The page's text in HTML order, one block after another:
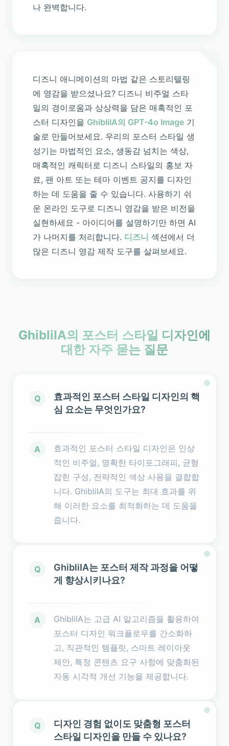
나 완벽합니다.
디즈니 애니메이션의 마법 같은 스토리텔링
에 영감을 받으셨나요? 디즈니 비주얼 스타
일의 경이로움과 상상력을 담은 매혹적인 포
스터 디자인을 GhibliIA의 GPT-4o Image 기
술로 만들어보세요. 우리의 포스터 스타일 생
성기는 마법적인 요소, 생동감 넘치는 색상,
매혹적인 캐릭터로 디즈니 스타일의 홍보 자
료, 팬 아트 또는 테마 이벤트 공지를 디자인
하는 데 도움을 줄 수 있습니다. 사용하기 쉬
운 온라인 도구로 디즈니 영감을 받은 비전을
실현하세요 - 아이디어를 설명하기만 하면 AI
가 나머지를 처리합니다. 디즈니 섹션에서 더
많은 디즈니 영감 제작 도구를 살펴보세요.
GhibliIA의 포스터 스타일 디자인에
대한 자주 묻는 질문
Q
효과적인 포스터 스타일 디자인의 핵
심 요소는 무엇인가요?
A
효과적인 포스터 스타일 디자인은 인상
적인 비주얼, 명확한 타이포그래피, 균형
잡힌 구성, 전략적인 색상 사용을 결합합
니다. GhibliIA의 도구는 최대 효과를 위
해 이러한 요소를 최적화하는 데 도움을
줍니다.
Q
GhibliIA는 포스터 제작 과정을 어떻
게 향상시키나요?
A
GhibliIA는 고급 AI 알고리즘을 활용하여
포스터 디자인 워크플로우를 간소화하
고, 직관적인 템플릿, 스마트 레이아웃
제안, 특정 콘텐츠 요구 사항에 맞춤화된
자동 시각적 개선 기능을 제공합니다.
Q
디자인 경험 없이도 맞춤형 포스터
스타일 디자인을 만들 수 있나요?